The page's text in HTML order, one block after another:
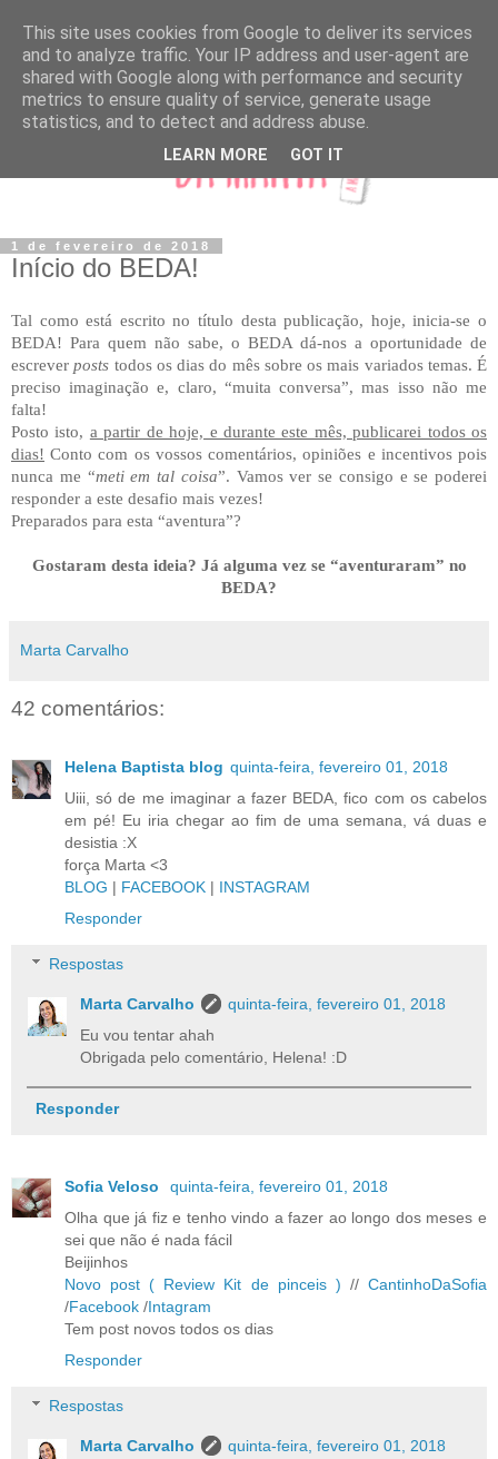
1 de fevereiro de 2018
Início do BEDA!
Tal como está escrito no título desta publicação, hoje, inicia-se o
BEDA! Para quem não sabe, o BEDA dá-nos a oportunidade de
escreverposts todos os dias do mês sobre os mais variados temas. É
preciso imaginação e, claro, “muita conversa”, mas isso não me
falta!
Posto isto, a partir de hoje, e durante este mês, publicarei todos os
dias! Conto com os vossos comentários, opiniões e incentivos pois
nunca me “meti em tal coisa”. Vamos ver se consigo e se poderei
responder a este desafio mais vezes!
Preparados para esta “aventura”?
Gostaram desta ideia? Já alguma vez se “aventuraram” no
BEDA?
Marta Carvalho
42 comentários:
Helena Baptista blog quinta-feira, fevereiro 01, 2018
Uiii, só de me imaginar a fazer BEDA, fico com os cabelos
em pé! Eu iria chegar ao fim de uma semana, vá duas e
desistia :X
força Marta <3
BLOG | FACEBOOK | INSTAGRAM
Responder
Respostas
Marta Carvalho
quinta-feira, fevereiro 01, 2018
Eu vou tentar ahah
Obrigada pelo comentário, Helena! :D
Responder
Sofia Veloso
quinta-feira, fevereiro 01, 2018
Olha que já fiz e tenho vindo a fazer ao longo dos meses e
sei que não é nada fácil
Beijinhos
Novo post ( Review Kit de pinceis ) //CantinhoDaSofia
/Facebook /Intagram
Tem post novos todos os dias
Responder
Respostas
Marta Carvalho
quinta-feira, fevereiro 01, 2018
This site uses cookies from Google to deliver its services
and to analyze traffic. Your IP address and user-agent are
shared with Google along with performance and security
metrics to ensure quality of service, generate usage
statistics, and to detect and address abuse.
LEARN MORE GOT IT